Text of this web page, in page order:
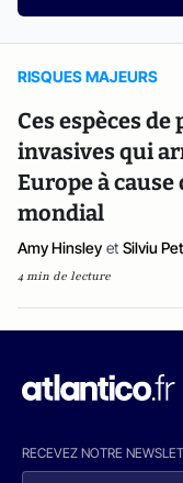
RISQUES MAJEURS
Ces espèces de
invasives qui
Europe à
mondial
Amy Hinsley et Silviu
4 min de lecture
RECEVEZ NOTRE